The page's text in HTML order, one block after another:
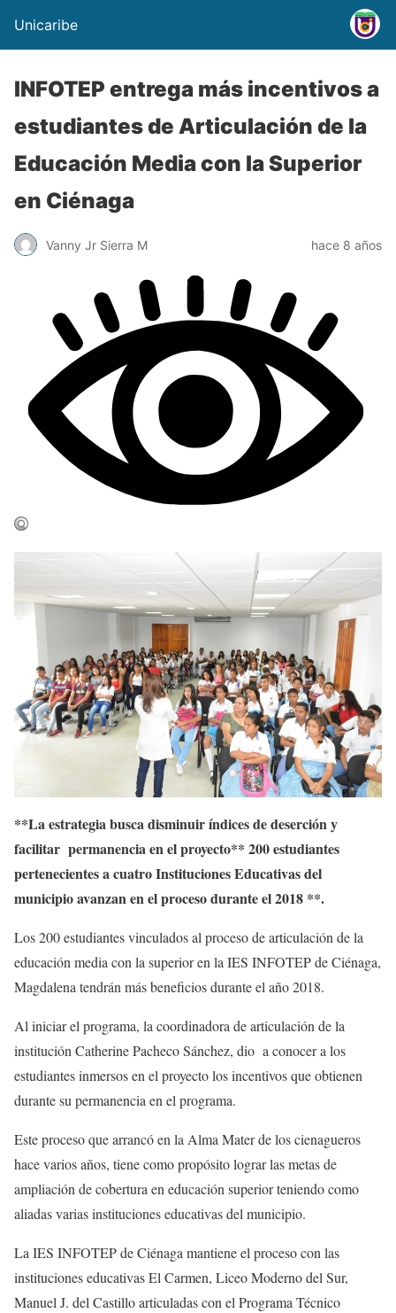
Unicaribe
INFOTEP entrega más incentivos a
estudiantes de Articulación de la
Educación Media con la Superior
en Ciénaga
Vanny Jr Sierra M hace 8 años
**La estrategia busca disminuir índices de deserción y
facilitar permanencia en el proyecto** 200 estudiantes
pertenecientes a cuatro Instituciones Educativas del
municipio avanzan en el proceso durante el 2018 **.
Los 200 estudiantes vinculados al proceso de articulación de la
educación media con la superior en la IES INFOTEP de Ciénaga,
Magdalena tendrán más beneficios durante el año 2018.
Al iniciar el programa, la coordinadora de articulación de la
institución Catherine Pacheco Sánchez, dio a conocer a los
estudiantes inmersos en el proyecto los incentivos que obtienen
durante su permanencia en el programa.
Este proceso que arrancó en la Alma Mater de los cienagueros
hace varios años, tiene como propósito lograr las metas de
ampliación de cobertura en educación superior teniendo como
aliadas varias instituciones educativas del municipio.
La IES INFOTEP de Ciénaga mantiene el proceso con las
instituciones educativas El Carmen, Liceo Moderno del Sur,
Manuel J. del Castillo articuladas con el Programa Técnico